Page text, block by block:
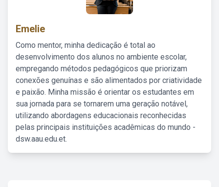
Emelie
Como mentor, minha dedicação é total ao
desenvolvimento dos alunos no ambiente escolar,
empregando métodos pedagógicos que priorizam
conexões genuínas e são alimentados por criatividade
e paixão. Minha missão é orientar os estudantes em
sua jornada para se tornarem uma geração notável,
utilizando abordagens educacionais reconhecidas
pelas principais instituições acadêmicas do mundo -
dsw.aau.edu.et.